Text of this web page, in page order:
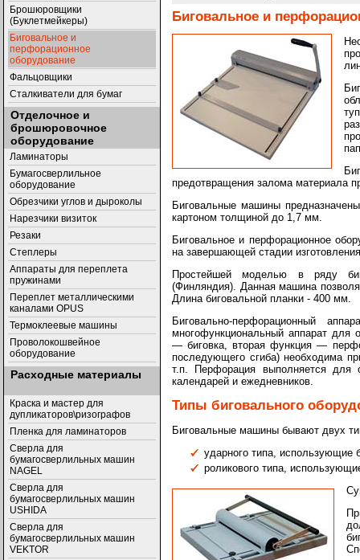
Брошюровщики
(Буклетмейкеры)
Биговальное и
перфорационное
оборудование
Фальцовщики
Сталкиватели для бумаг
Отделочное и
брошюровочное
оборудование
Ламинаторы
Бумагосверлильное
оборудование
Обрезчики углов и дыроколы
Нарезчики визиток
Резаки
Степлеры
Аппараты для переплета
пружинами
Переплет металлическими
каналами OPUS
Термоклеевые машины
Проволокошвейное
оборудование
Расходные материалы
Краска и мастер для
дупликаторов\ризографов
Пленка для ламинаторов
Сверла для
бумагосверлильных машин
NAGEL
Сверла для
бумагосверлильных машин
USHIDA
Cверла для
бумагосверлильных машин
VEKTOR
Биговальное и
предотвращения залома материала
Биговальные машины
картоном толщиной до 1,7 мм.
Биговальное и перфорационное
на завершающей стадии
Простейшей моделью в ряду
(Финляндия). Данная машина
Длина биговальной планки - 400 мм.
Биговально-перфорационный
многофункциональный аппарат для
— биговка, вторая функция —
последующего сгиба) необходима
т.п. Перфорация выполняется для
календарей и ежедневников.
Типы биговального
Биговальные машины бывают двух
ударного типа, использующие
роликового типа,